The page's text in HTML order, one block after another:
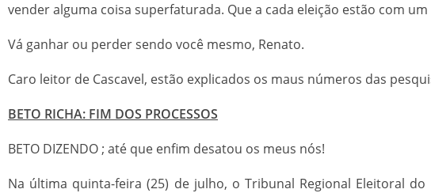
vender alguma coisa superfaturada. Que a cada eleição estão com
Vá ganhar ou perder sendo você mesmo, Renato.
Caro leitor de Cascavel, estão explicados os maus números das
BETO RICHA: FIM DOS PROCESSOS
BETO DIZENDO ; até que enfim desatou os meus nós!
Na última quinta-feira (25) de julho, o Tribunal Regional Eleitoral